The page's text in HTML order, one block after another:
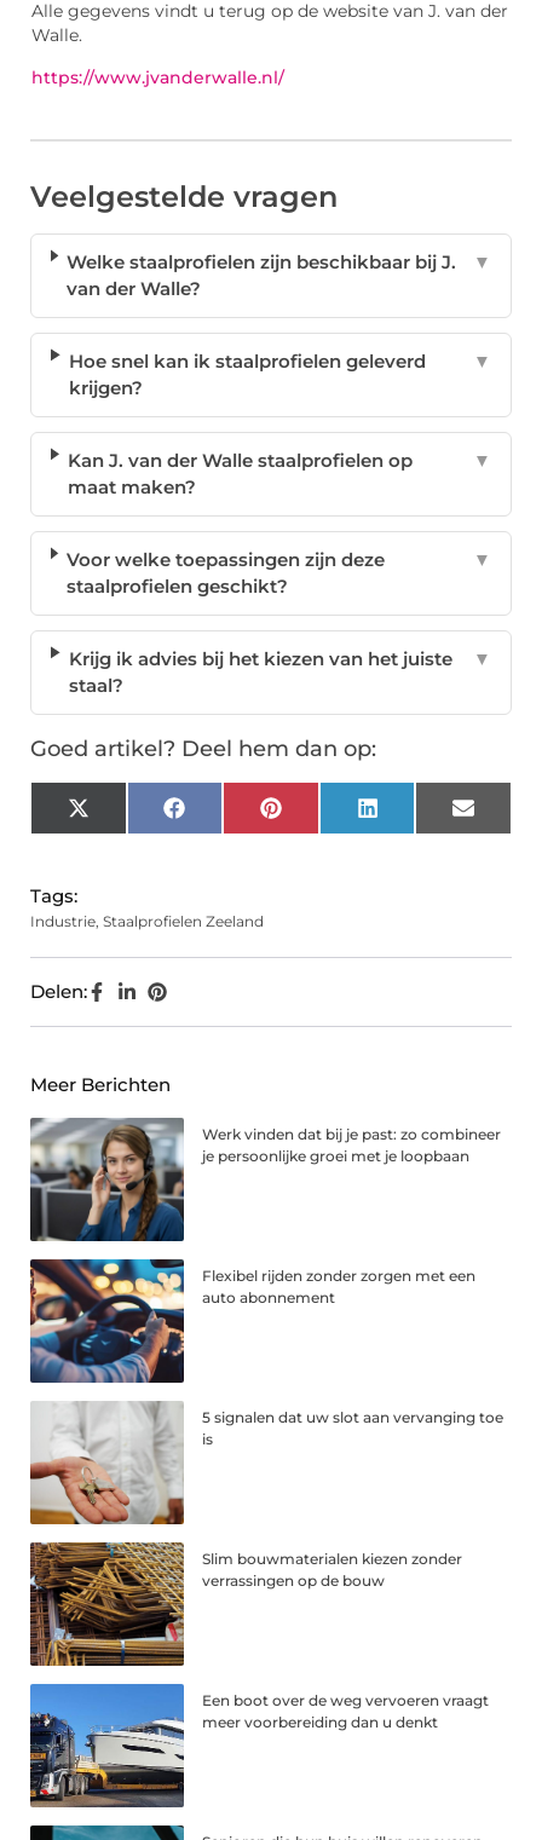
Alle gegevens vindt u terug op de website van J. van der
Walle.
https://www.jvanderwalle.nl/
Veelgestelde vragen
Welke staalprofielen zijn beschikbaar bij J.
van der Walle?
▼
Hoe snel kan ik staalprofielen geleverd
krijgen?
▼
Kan J. van der Walle staalprofielen op
maat maken?
▼
Voor welke toepassingen zijn deze
staalprofielen geschikt?
▼
Krijg ik advies bij het kiezen van het juiste
staal?
▼
Goed artikel? Deel hem dan op:
X
(Twitter)
FacebookPinterest LinkedIn Email
Tags:
Industrie, Staalprofielen Zeeland
Delen:
Meer Berichten
Werk vinden dat bij je past: zo combineer
je persoonlijke groei met je loopbaan
Flexibel rijden zonder zorgen met een
auto abonnement
5 signalen dat uw slot aan vervanging toe
is
Slim bouwmaterialen kiezen zonder
verrassingen op de bouw
Een boot over de weg vervoeren vraagt
meer voorbereiding dan u denkt